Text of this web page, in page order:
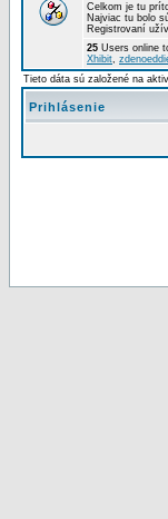
Celkom je tu
Najviac tu bolo
Registrovaní
25 Users online
Xhibit,
Tieto dáta sú založené na
Prihlásenie